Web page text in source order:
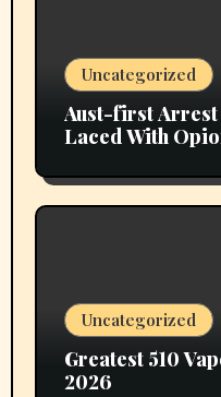
Uncategorized
Aust-first Arrest
Laced With
Uncategorized
Greatest 510
2026